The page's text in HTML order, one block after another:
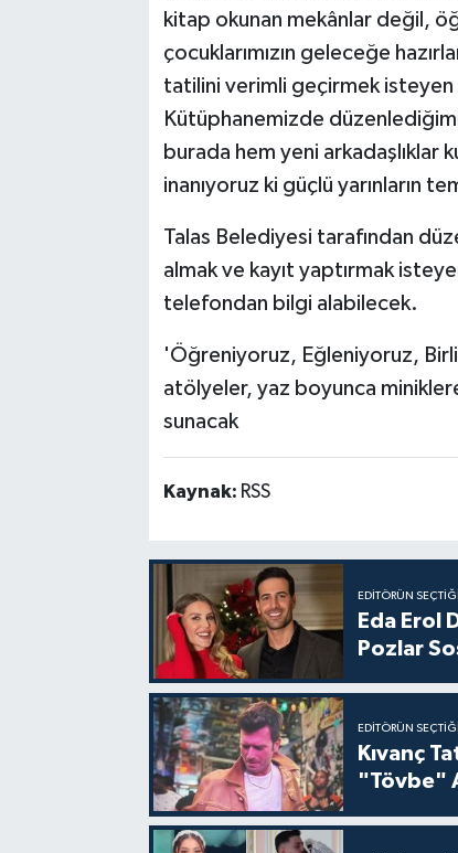
kitap okunan mekânlar değil,
çocuklarımızın geleceğe
tatilini verimli geçirmek
Kütüphanemizde
burada hem yeni arkadaşlıklar
inanıyoruz ki güçlü yarınların
Talas Belediyesi tarafından
almak ve kayıt yaptırmak
telefondan bilgi alabilecek.
'Öğreniyoruz, Eğleniyoruz,
atölyeler, yaz boyunca
sunacak
Kaynak: RSS
EDITÖRÜN SEÇTIĞI
Eda Erol
Pozlar
EDITÖRÜN SEÇTIĞI
Kıvanç
"Tövbe"